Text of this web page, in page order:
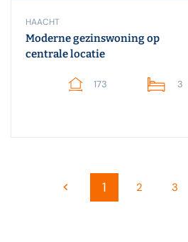
HAACHT
Moderne gezinswoning op
centrale locatie
173 3
1 2 3